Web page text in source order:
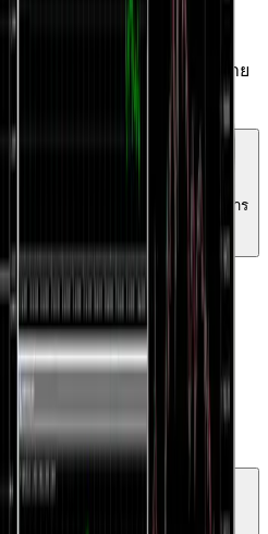
กว่า 15,000 รายเพื่อการซื้อขาย
ลาดอย่างเต็มรูปแบบ
ปโทเคอร์เรนซี ดัชนี หุ้น ฯลฯ ตราสาร
อขายหลากหลาย
ระเภทคำสั่งซื้อที่หลากหลาย
วลา
กษาผู้เชี่ยวชาญ